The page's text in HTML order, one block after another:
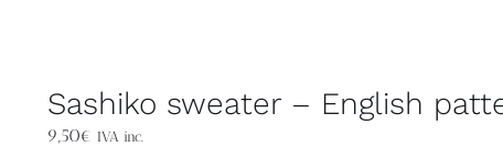
Sashiko sweater – English
9,50€ IVA inc.